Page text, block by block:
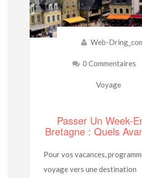
Web-
0 Commentaires
Voyage
Passer Un Week-
Bretagne : Quels
Pour vos vacances,
voyage vers une destination